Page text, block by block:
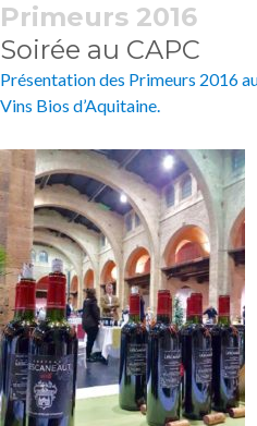
Primeurs 2016
Soirée au CAPC
Présentation des Primeurs 2016
Vins Bios d’Aquitaine.